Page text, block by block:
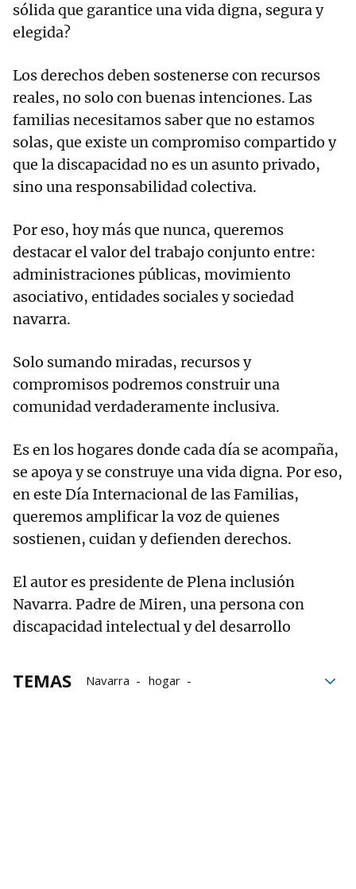
sólida que garantice una vida digna, segura y
elegida?
Los derechos deben sostenerse con recursos
reales, no solo con buenas intenciones. Las
familias necesitamos saber que no estamos
solas, que existe un compromiso compartido y
que la discapacidad no es un asunto privado,
sino una responsabilidad colectiva.
Por eso, hoy más que nunca, queremos
destacar el valor del trabajo conjunto entre:
administraciones públicas, movimiento
asociativo, entidades sociales y sociedad
navarra.
Solo sumando miradas, recursos y
compromisos podremos construir una
comunidad verdaderamente inclusiva.
Es en los hogares donde cada día se acompaña,
se apoya y se construye una vida digna. Por eso,
en este Día Internacional de las Familias,
queremos amplificar la voz de quienes
sostienen, cuidan y defienden derechos.
El autor es presidente de Plena inclusión
Navarra. Padre de Miren, una persona con
discapacidad intelectual y del desarrollo
TEMAS Navarra
hogar